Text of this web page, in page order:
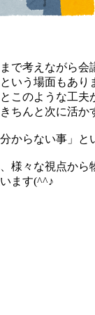
で考えながら会
いう場面もあり
このような工夫
ちんと次に活か
からない事」と
様々な視点から
ます(^^♪